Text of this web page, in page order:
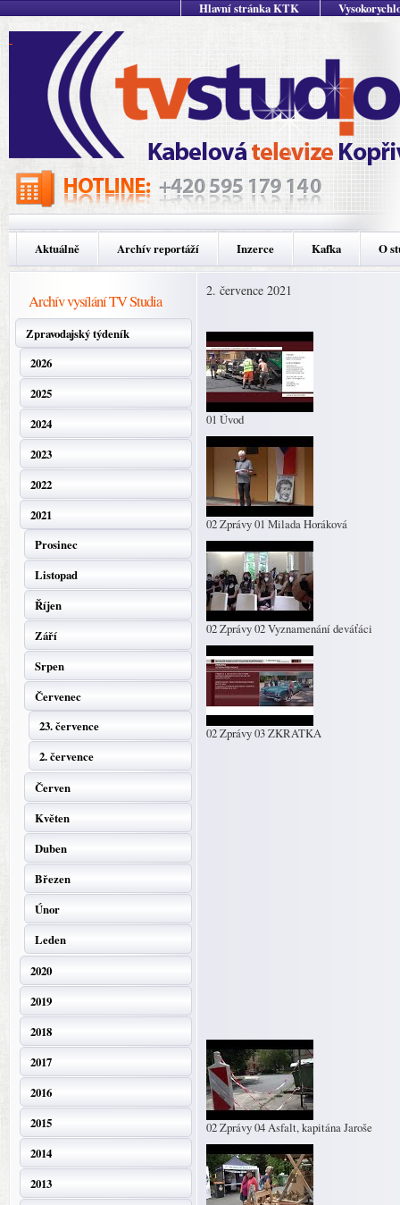
Hlavní stránka KTK
Aktuálně Archív reportáží Inzerce Kafka O
Archív vysílání TV Studia
Zpravodajský týdeník
2026
2025
2024
2023
2022
2021
Prosinec
Listopad
Říjen
Září
Srpen
Červenec
23. července
2. července
Červen
Květen
Duben
Březen
Únor
Leden
2020
2019
2018
2017
2016
2015
2014
2013
2. července 2021
01 Úvod
02 Zprávy 01 Milada Horáková
02 Zprávy 02 Vyznamenání deváťáci
02 Zprávy 03 ZKRATKA
02 Zprávy 04 Asfalt, kapitána Jaroše